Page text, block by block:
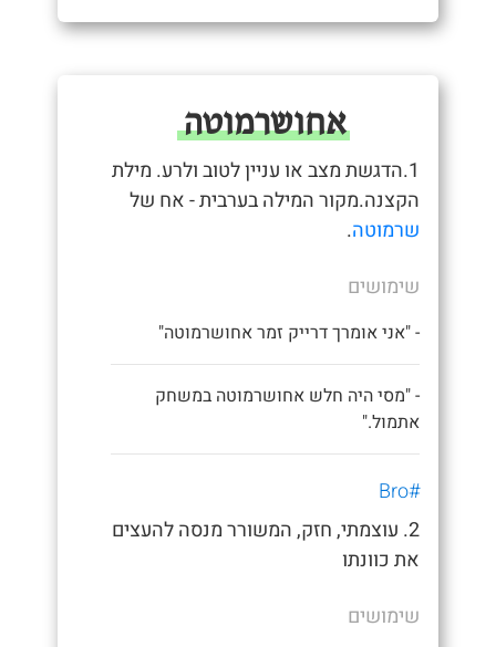
אחושרמוטה
1.הדגשת מצב או עניין לטוב ולרע. מילת
הקצנה.מקור המילה בערבית - אח של
שרמוטה.
שימושים
- "אני אומרך דרייק זמר אחושרמוטה"
- "מסי היה חלש אחושרמוטה במשחק
אתמול."
#Bro
2. עוצמתי, חזק, המשורר מנסה להעצים
את כוונתו
שימושים